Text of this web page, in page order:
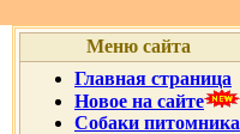
Меню сайта
Главная страница
Новое на сайте
Собаки питомника